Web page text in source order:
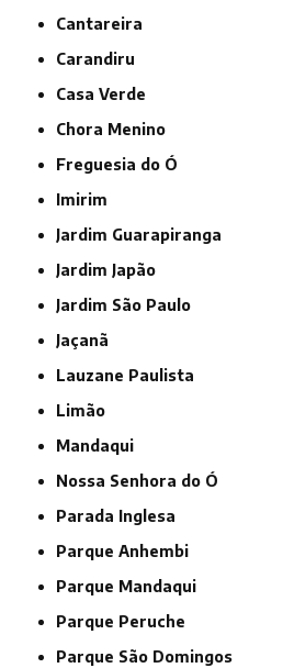
Cantareira
Carandiru
Casa Verde
Chora Menino
Freguesia do Ó
Imirim
Jardim Guarapiranga
Jardim Japão
Jardim São Paulo
Jaçanã
Lauzane Paulista
Limão
Mandaqui
Nossa Senhora do Ó
Parada Inglesa
Parque Anhembi
Parque Mandaqui
Parque Peruche
Parque São Domingos